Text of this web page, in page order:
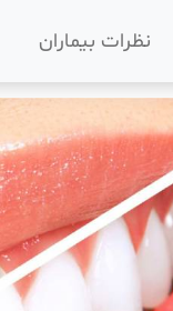
نظرات بیماران